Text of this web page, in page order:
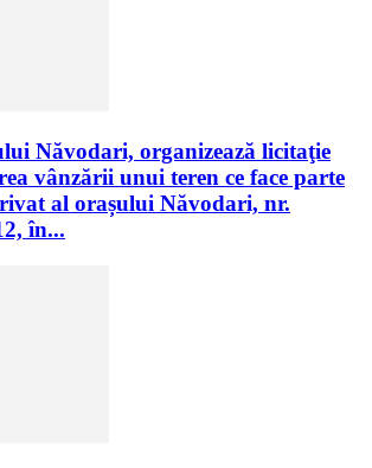
Năvodari, organizează licitaţie
vânzării unui teren ce face parte
al orașului Năvodari, nr.
în...